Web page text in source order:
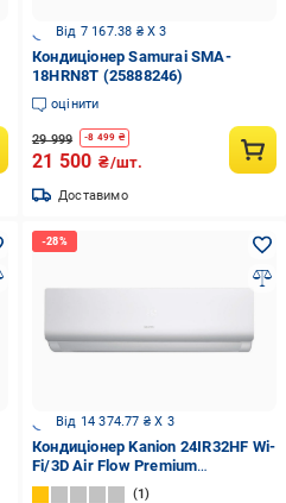
Від 7 167.38 ₴ X 3
Кондиціонер Samurai SMA-
18HRN8T (25888246)
оцінити
29 999 -8 499 ₴
21 500 ₴/шт.
Доставимо
Від 14 374.77 ₴ X 3
Кондиціонер Kanion 24IR32HF Wi-
Fi/3D Air Flow Premium
(2578160682)
1